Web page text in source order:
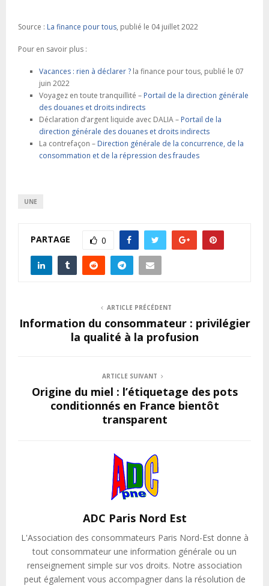
Source : La finance pour tous, publié le 04 juillet 2022
Pour en savoir plus :
Vacances : rien à déclarer ? la finance pour tous, publié le 07
juin 2022
Voyagez en toute tranquillité – Portail de la direction générale
des douanes et droits indirects
Déclaration d’argent liquide avec DALIA – Portail de la
direction générale des douanes et droits indirects
La contrefaçon – Direction générale de la concurrence, de la
consommation et de la répression des fraudes
UNE
PARTAGE 0
ARTICLE PRÉCÉDENT
Information du consommateur : privilégier
la qualité à la profusion
ARTICLE SUIVANT
Origine du miel : l’étiquetage des pots
conditionnés en France bientôt
transparent
ADC Paris Nord Est
L'Association des consommateurs Paris Nord-Est donne à
tout consommateur une information générale ou un
renseignement simple sur vos droits. Notre association
peut également vous accompagner dans la résolution de